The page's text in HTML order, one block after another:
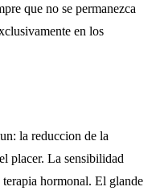
que no se permanezca
en los
la reduccion de la
placer. La sensibilidad
terapia hormonal. El glande